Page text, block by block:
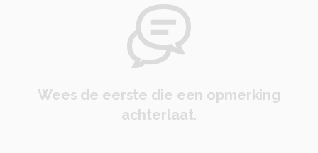
Wees de eerste die een opmerking
achterlaat.